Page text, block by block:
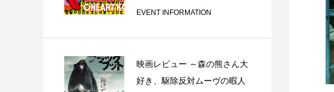
オ「PEI STUDIO...
EVENT INFORMATION
映画レビュー ～森の熊さん大
好き、駆除反対ムーヴの暇人